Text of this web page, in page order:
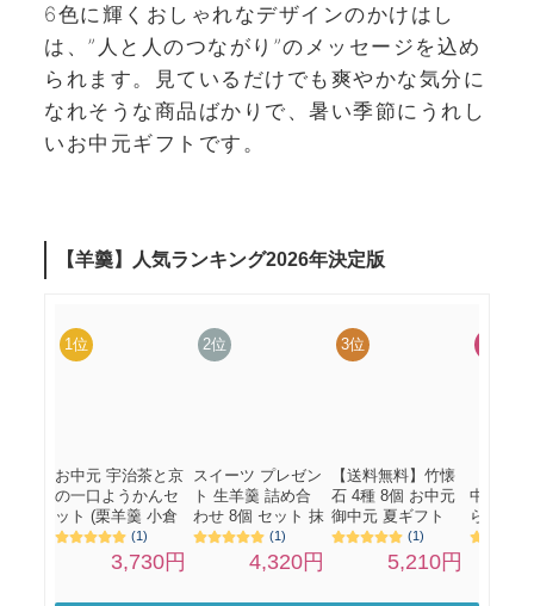
6色に輝くおしゃれなデザインのかけはし
は、”人と人のつながり”のメッセージを込め
られます。見ているだけでも爽やかな気分に
なれそうな商品ばかりで、暑い季節にうれし
いお中元ギフトです。